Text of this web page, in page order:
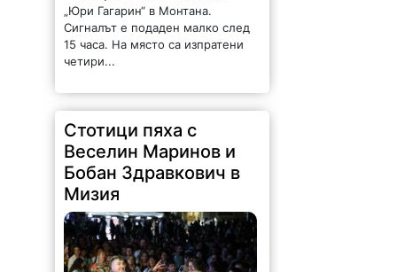
Веселин Маринов и
Бобан Здравкович в
Мизия
69 | 2026-08-10 08:49:27
Стотици жители и гости
изпълниха площад „Свобода“ за